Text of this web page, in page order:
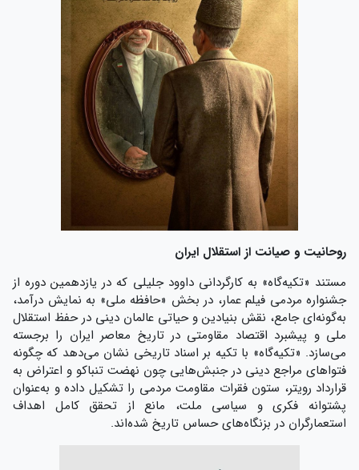
روحانیت و صیانت از استقلال ایران
مستند «تکیه‌گاه» به کارگردانی داوود جلیلی که در یازدهمین دوره از
جشنواره مردمی فیلم عمار، در بخش «حافظه ملی» به نمایش درآمد،
به‌گونه‌ای جامع، نقش بنیادین و حیاتی عالمان دینی در حفظ استقلال
ملی و پیشبرد اقتصاد مقاومتی در تاریخ معاصر ایران را برجسته
می‌سازد. «تکیه‌گاه» با تکیه بر اسناد تاریخی نشان می‌دهد که چگونه
فتواهای مراجع دینی در جنبش‌هایی چون نهضت تنباکو و اعتراض به
قرارداد رویتر، ستون فقرات مقاومت مردمی را تشکیل داده و به‌عنوان
پشتوانه فکری و سیاسی ملت، مانع از تحقق کامل اهداف
استعمارگران در بزنگاه‌های حساس تاریخ شده‌اند.